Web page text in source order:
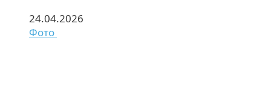
24.04.2026
Фото